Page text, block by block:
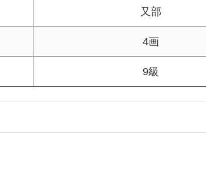
又部
4画
9級